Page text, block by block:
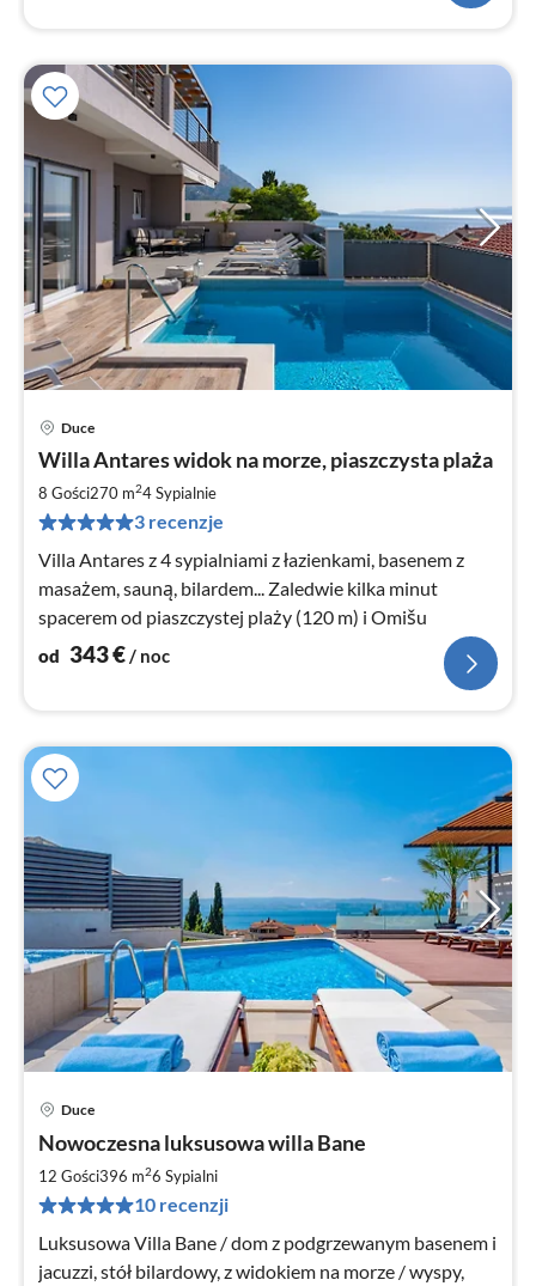
Duce
Willa Antares widok na morze, piaszczysta plaża
8 Gości270 m24Sypialnie
3 recenzje
Villa Antares z 4 sypialniami z łazienkami, basenem z
masażem, sauną, bilardem... Zaledwie kilka minut
spacerem od piaszczystej plaży (120 m) i Omišu
od 343€/ noc
Duce
Nowoczesna luksusowa willa Bane
12 Gości396 m26 Sypialni
10 recenzji
Luksusowa Villa Bane / dom z podgrzewanym basenem i
jacuzzi, stół bilardowy, z widokiem na morze / wyspy,